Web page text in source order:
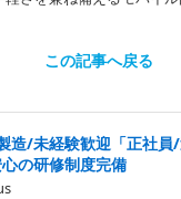
この記事へ戻る
造/未経験歓迎「正社
の研修制度完備